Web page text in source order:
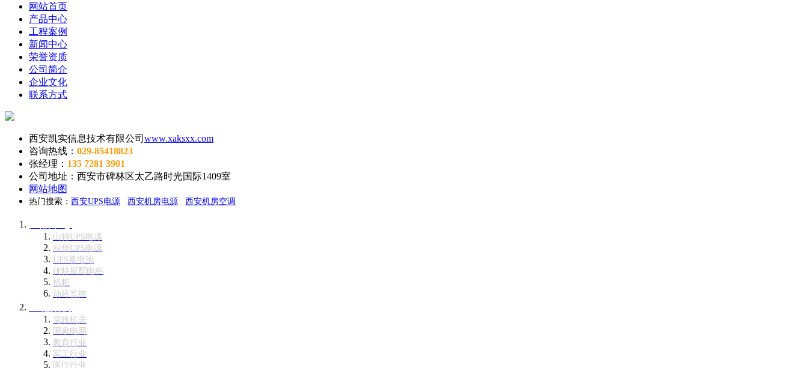
网站首页
产品中心
工程案例
新闻中心
荣誉资质
公司简介
企业文化
联系方式
西安凯实信息技术有限公司 www.xaksxx.com
咨询热线： 029-85418823
张经理： 135 7281 3901
公司地址：西安市碑林区太乙路时光国际1409室
网站地图
热门搜索： 西安UPS电源 西安机房电源 西安机房空调
山特UPS电源
科华UPS电源
UPS蓄电池
优特斯配电柜
机柜
动环监控
党政机关
国家电网
教育行业
军工行业
医疗行业